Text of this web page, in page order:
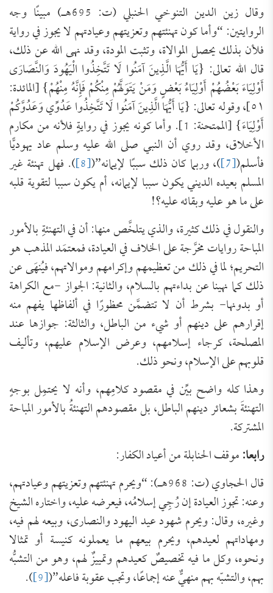
وقال زين الدين التنوخي الحنبلي (ت: 695هـ) مبينًا وجه
الروايتين: “وأما كون تهنئتهم وتعزيتهم وعيادتهم لا يجوز في رواية
فلأن بذلك يحصل الموالاة، وتثبت المودة، وقد نهى الله عن ذلك،
قال الله تعالى: {يَا أَيُّهَا الَّذِينَ آمَنُوا ‌لَا ‌تَتَّخِذُوا ‌الْيَهُودَ وَالنَّصَارَى
أَوْلِيَاءَ بَعْضُهُمْ أَوْلِيَاءُ بَعْضٍ وَمَنْ يَتَوَلَّهُمْ مِنْكُمْ فَإِنَّهُ مِنْهُمْ} [المائدة:
٥١]، وقوله تعالى: {يَا أَيُّهَا الَّذِينَ آمَنُوا ‌لَا ‌تَتَّخِذُوا ‌عَدُوِّي وَعَدُوَّكُمْ
أَوْلِيَاءَ} [الممتحنة: 1]. وأما كونه يجوز في روايةٍ فلأنه من مكارم
الأخلاق، وقد روي أن النبي صلى الله عليه وسلم عاد يهوديًّا
فأسلم([7] )، وربما كان ذلك سببًا لإيمانه”([8] ). فهل تهنئة غير
المسلم بعيده الديني يكون سببا لإيمانه، أم يكون سببا لتقوية قلبه
على ما هو عليه وبقائه عليه؟!
والنقول في ذلك كثيرة، والذي يتلخَّص منها: أن في التهنئةِ بالأمور
المباحة روايات مخرَّجة على الخلاف في العيادة، فمعتمَد المذهب هو
التحريم؛ لما في ذلك من تعظيمهم وإكرامهم وموالاتهم، فيُنهَى عن
ذلك كما نهينا عن بداءتهم بالسلام، والثانية: الجواز -مع الكراهة
أو بدونها- بشرط أن لا تتضمَّن محظورًا في ألفاظها يفهم منه
إقرارهم على دينهم أو شيء من الباطل، والثالثة: جوازها عند
المصلحة، كرجاء إسلامهم، وعرض الإسلام عليهم، وتأليف
قلوبهم على الإسلام، ونحو ذلك.
وهذا كله واضح بيِّن في مقصود كلامِهم، وأنه لا يحتمِل بوجهٍ
التهنئةَ بشعائر دينهم الباطل، بل مقصودهم التهنئةُ بالأمور المباحة
المشتركة.
رابعا:موقف الحنابلة من أعياد الكفار:
قال الحجاوي (ت: 968هـ): “ويحرم ‌تهنئتهم وتعزيتهم وعيادتهم،
وعنه: تجوز العيادة إن رُجِي إسلامُه، فيعرضه عليه، واختاره الشيخ
وغيره، وقال: ويحرم شهود عيد اليهود والنصارى، وبيعه لهم فيه،
ومهاداتهم لعيدهم، ويحرم بيعهم ما يعملونه كنيسة أو تمثالا
ونحوه، وكل ما فيه تخصيصٌ كعيدهم وتمييزٌ لهم، وهو من التشبُّه
بهم، والتشبّه بهم منهيٌّ عنه إجماعًا، وتجب عقوبة فاعله”([9]
).